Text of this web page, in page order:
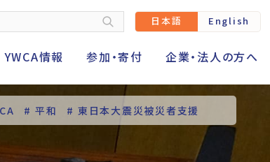
日本語 English
YWCA情報 参加・寄付 企業・法人の方へ
# 平和 # 東日本大震災被災者支援